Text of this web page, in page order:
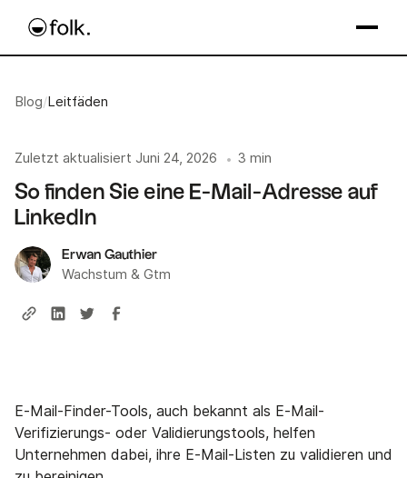
Blog/Leitfäden
Zuletzt aktualisiert Juni 24, 2026 • 3 min
So finden Sie eine E-Mail-Adresse auf
LinkedIn
Erwan Gauthier
Wachstum & Gtm
E-Mail-Finder-Tools, auch bekannt als E-Mail-
Verifizierungs- oder Validierungstools, helfen
Unternehmen dabei, ihre E-Mail-Listen zu validieren und